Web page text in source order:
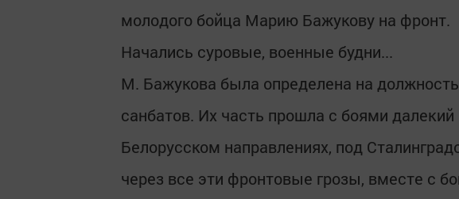
молодого бойца Марию Бажукову на фронт.
Начались суровые, военные будни...
М. Бажукова была определена на
санбатов. Их часть прошла с боями
Белорусском направлениях, под
через все эти фронтовые грозы, вместе с